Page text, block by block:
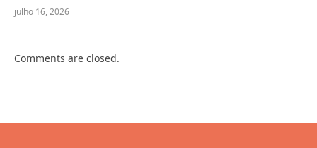
julho 16, 2026
Comments are closed.